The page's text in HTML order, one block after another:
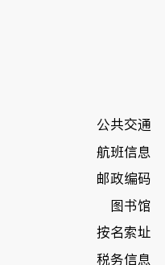
公共交通
航班信息
邮政编码
图书馆
按名索址
税务信息